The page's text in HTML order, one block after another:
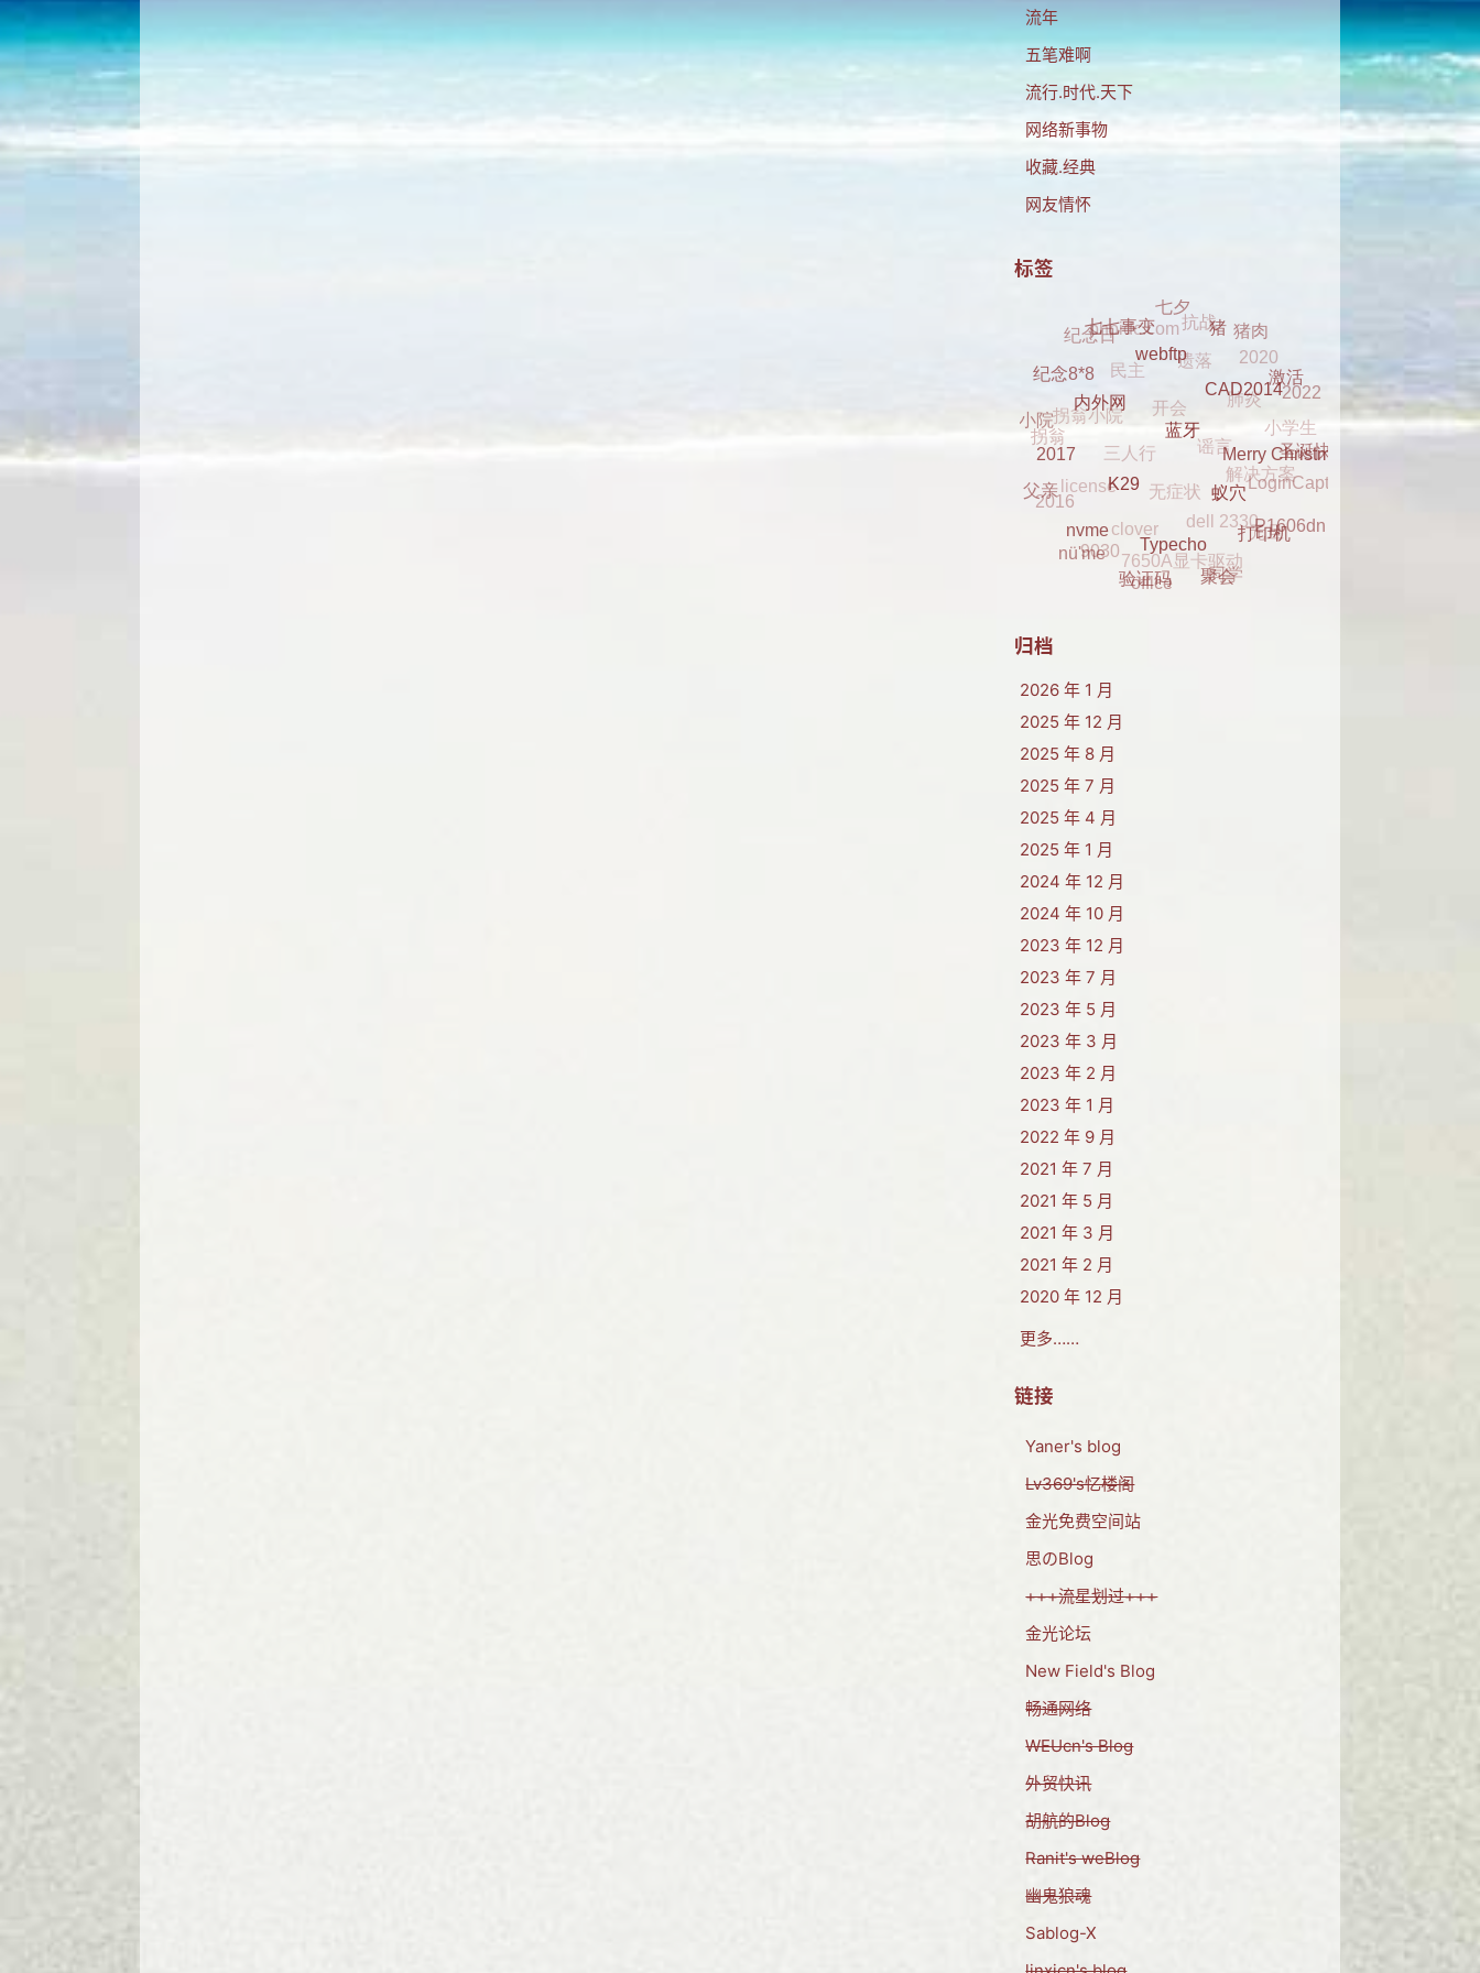
流年
五笔难啊
流行.时代.天下
网络新事物
收藏.经典
网友情怀
标签
P1606dn
打印机
聚会
同学
元旦
LoginCaptcha
圣诞快乐
Merry Christmas
蚁穴
Typecho
验证码
office
7650A显卡驱动
dell 2330
解决方案
小学生
2022
激活
CAD2014
蓝牙
K29
nvme
nü'me
9030
无症状
谣言
肺炎
2020
猪肉
猪
webftp
内外网
2017
父亲
2016
license
三人行
开会
遗落
抗战
七夕
七七事变
纪念8*8
小院
拐翁
拐翁小院
民主
phpidc.com
纪念日
归档
2026 年 1 月
2025 年 12 月
2025 年 8 月
2025 年 7 月
2025 年 4 月
2025 年 1 月
2024 年 12 月
2024 年 10 月
2023 年 12 月
2023 年 7 月
2023 年 5 月
2023 年 3 月
2023 年 2 月
2023 年 1 月
2022 年 9 月
2021 年 7 月
2021 年 5 月
2021 年 3 月
2021 年 2 月
2020 年 12 月
更多……
链接
Yaner's blog
Lv369's忆楼阁
金光免费空间站
思のBlog
+++流星划过+++
金光论坛
New Field's Blog
畅通网络
WEUcn's Blog
外贸快讯
胡航的Blog
Ranit's weBlog
幽鬼狼魂
Sablog-X